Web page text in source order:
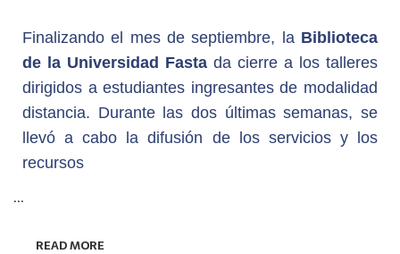
Finalizando el mes de septiembre, la Biblioteca
de la Universidad Fasta da cierre a los talleres
dirigidos a estudiantes ingresantes de modalidad
distancia. Durante las dos últimas semanas, se
llevó a cabo la difusión de los servicios y los
recursos
…
READ MORE